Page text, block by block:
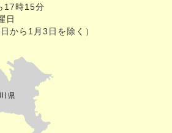
17時15分
日
から1月3日を除く）